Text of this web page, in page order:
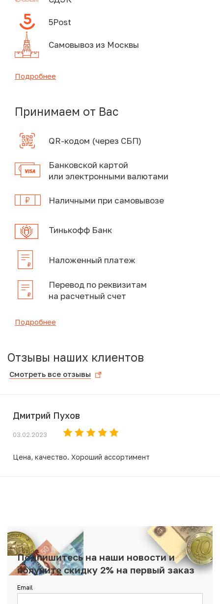
5Post
Самовывоз из Москвы
Подробнее
Принимаем от Вас
QR-кодом (через СБП)
Банковской картой
или электронными валютами
Наличными при самовывозе
Тинькофф Банк
Наложенный платеж
Перевод по реквизитам
на расчетный счет
Подробнее
Отзывы наших клиентов
Смотреть все отзывы
Дмитрий Пухов
03.02.2023
Цена, качество. Хороший ассортимент
Подпишитесь на наши новости и
получите скидку 2% на первый заказ
Email